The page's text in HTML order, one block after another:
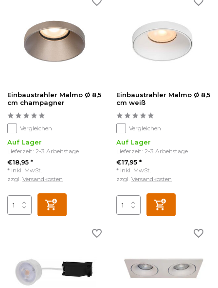
Einbaustrahler Malmo Ø 8,5
cm champagner
Vergleichen
Auf Lager
Lieferzeit: 2-3 Arbeitstage
€18,95 *
* Inkl. MwSt.
zzgl. Versandkosten
Einbaustrahler Malmo Ø 8,5
cm weiß
Vergleichen
Auf Lager
Lieferzeit: 2-3 Arbeitstage
€17,95 *
* Inkl. MwSt.
zzgl. Versandkosten